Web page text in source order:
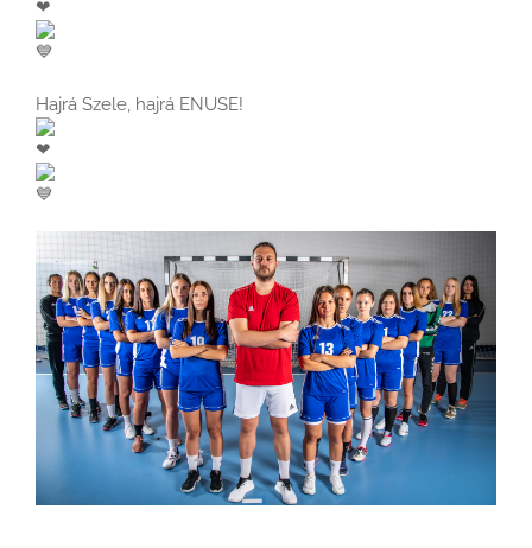
Hajrá Szele, hajrá ENUSE!